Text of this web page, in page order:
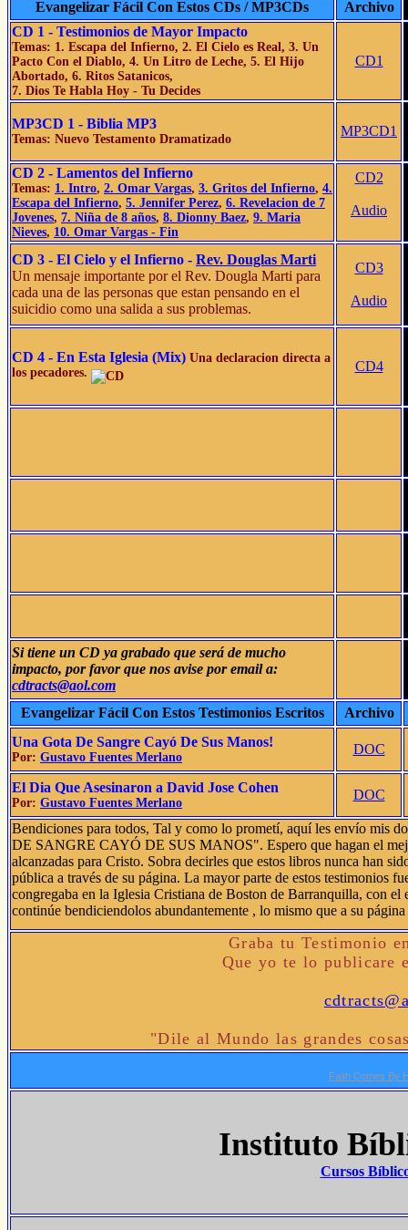
Evangelizar Fácil Con Estos CDs / MP3CDs
Archivo
CD 1 - Testimonios de Mayor Impacto
Temas: 1. Escapa del Infierno, 2. El Cielo es Real, 3. Un
Pacto Con el Diablo, 4. Un Litro de Leche, 5. El Hijo
Abortado, 6. Ritos Satanicos,
7. Dios Te Habla Hoy - Tu Decides
CD1
MP3CD 1 - Biblia MP3
Temas: Nuevo Testamento Dramatizado
MP3CD1
CD 2 - Lamentos del Infierno
Temas: 1. Intro, 2. Omar Vargas, 3. Gritos del Infierno, 4.
Escapa del Infierno, 5. Jennifer Perez, 6. Revelacion de 7
Jovenes, 7. Niña de 8 años, 8. Dionny Baez, 9. Maria
Nieves, 10. Omar Vargas - Fin
CD2
Audio
CD 3 - El Cielo y el Infierno - Rev. Douglas Marti
Un mensaje importante por el Rev. Dougla Marti para
cada una de las personas que estan pensando en el
suicidio como una salida a sus problemas.
CD3
Audio
CD 4 - En Esta Iglesia (Mix) Una declaracion directa a
los pecadores.
CD4
Si tiene un CD ya grabado que será de mucho
impacto, por favor que nos avise por email a:
cdtracts@aol.com
Evangelizar Fácil Con Estos Testimonios Escritos
Archivo
Una Gota De Sangre Cayó De Sus Manos!
Por: Gustavo Fuentes Merlano
DOC
El Dia Que Asesinaron a David Jose Cohen
Por: Gustavo Fuentes Merlano
DOC
Bendiciones para todos, Tal y como lo prometí, aquí les envío
DE SANGRE CAYÓ DE SUS MANOS". Espero que hagan el
alcanzadas para Cristo. Sobra decirles que estos libros nunca han
pública a través de su página. La mayor parte de estos testimonios
congregaba en la Iglesia Cristiana de Boston de Barranquilla, con
continúe bendiciendolos abundantemente , lo mismo que a su
Graba tu Testimonio
Que yo te lo publicare
"Dile al Mundo las grandes
Faith Comes By
Instituto
Cursos